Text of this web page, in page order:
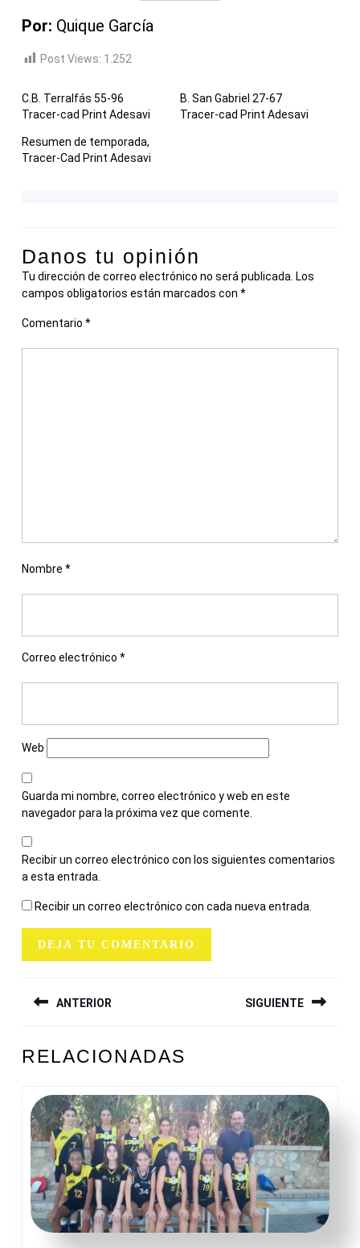
Por: Quique García
Post Views: 1.252
C.B. Terralfás 55-96
Tracer-cad Print Adesavi
B. San Gabriel 27-67
Tracer-cad Print Adesavi
Resumen de temporada,
Tracer-Cad Print Adesavi
Danos tu opinión
Tu dirección de correo electrónico no será publicada. Los
campos obligatorios están marcados con *
Comentario *
Nombre *
Correo electrónico *
Web
Guarda mi nombre, correo electrónico y web en este
navegador para la próxima vez que comente.
Recibir un correo electrónico con los siguientes comentarios
a esta entrada.
Recibir un correo electrónico con cada nueva entrada.
DE
ANTERIOR
anterior:
SIGUIENTE
entrada:
RELACIONADAS